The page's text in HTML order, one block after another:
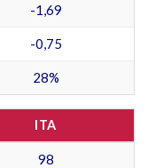
-1,69
-0,75
28%
ITA
98